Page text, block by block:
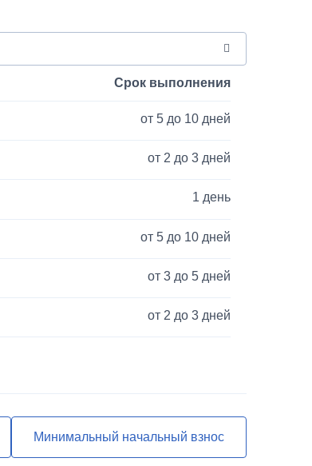
Срок выполнения
от 5 до 10 дней
от 2 до 3 дней
1 день
от 5 до 10 дней
от 3 до 5 дней
от 2 до 3 дней
от 2 до 3 дней
Минимальный начальный взнос